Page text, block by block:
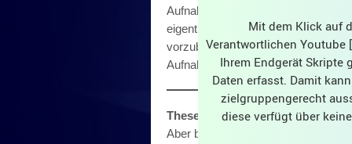
Aufnahmen zu mischen sowie das
eigentlich nur, um die ursprünglich
vorzubereiten und vor allem die
Aufnahmen zu optimieren.
These Boots
Aber bereits beim Song „These
Mit dem Klick auf
Verantwortlichen Youtube
Ihrem Endgerät Skripte
Daten erfasst. Damit
zielgruppengerecht
diese verfügt über